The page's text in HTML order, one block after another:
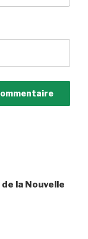
la Nouvelle